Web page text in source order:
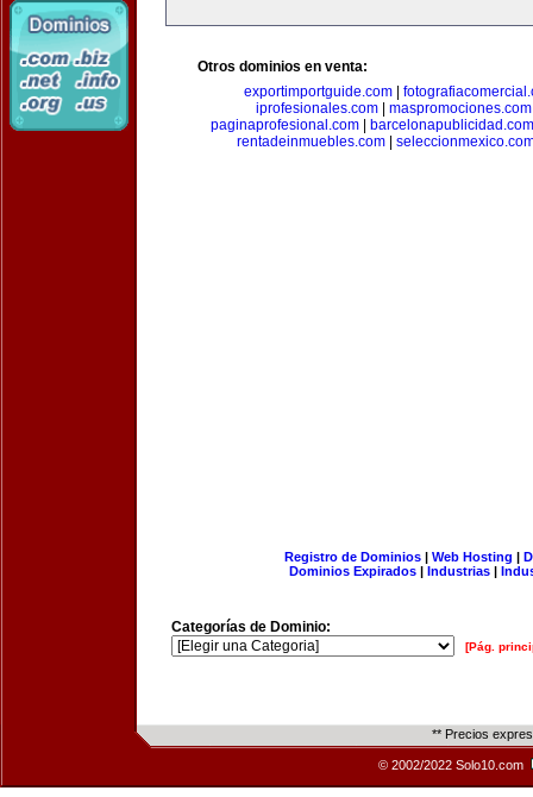
Otros dominios en venta:
exportimportguide.com
iprofesionales.com
maspromociones.com
paginaprofesional.com|
barcelonapublicidad.com
rentadeinmuebles.com
Registro de Dominios| Web Hosting |
Dominios Expirados | Industrias |
Categorías de Dominio:
[Pág.
** Precios
© 2002/2022 Solo10.com